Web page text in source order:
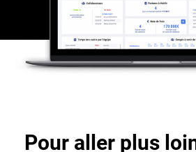
Pour aller plus